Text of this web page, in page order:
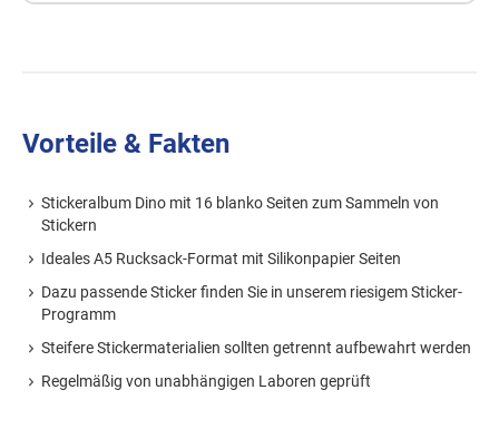
Vorteile & Fakten
Stickeralbum Dino mit 16 blanko Seiten zum Sammeln von
Stickern
Ideales A5 Rucksack-Format mit Silikonpapier Seiten
Dazu passende Sticker finden Sie in unserem riesigem Sticker-
Programm
Steifere Stickermaterialien sollten getrennt aufbewahrt werden
Regelmäßig von unabhängigen Laboren geprüft